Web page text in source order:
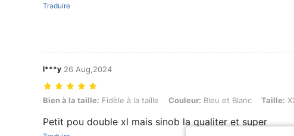
Traduire
l***y 26 Aug,2024
Bien à la taille: Fidèle à la taille, Couleur: Bleu et Blanc, Taille: XXL
Bien à la taille: Fidèle à la taille Couleur: Bleu et Blanc Taille:
Petit pou double xl mais sinob la qualiter et super